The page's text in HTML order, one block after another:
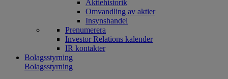
Aktiehistorik
Omvandling av aktier
Insynshandel
Prenumerera
Investor Relations kalender
IR kontakter
Bolagsstyrning
Bolagsstyrning